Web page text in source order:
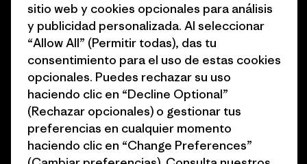
1% for the Planet
Cómo financiamos
Tarjetas regalo
Encuentra una tienda
Programa para profesionales
del sector
Programa de afiliados
Mapa del sitio Patagonia
España
sitio web y cookies opcionales para análisis
y publicidad personalizada. Al seleccionar
“Allow All” (Permitir todas), das tu
consentimiento para el uso de estas cookies
opcionales. Puedes rechazar su uso
haciendo clic en “Decline Optional”
(Rechazar opcionales) o gestionar tus
preferencias en cualquier momento
haciendo clic en “Change Preferences”